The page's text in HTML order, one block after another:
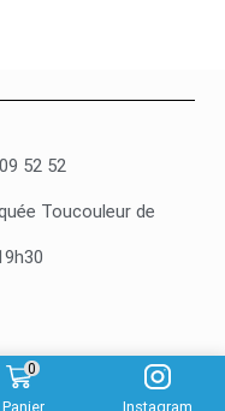
52 52
Toucouleur de
–Made By Gaye-Tech
0
Panier Instagram